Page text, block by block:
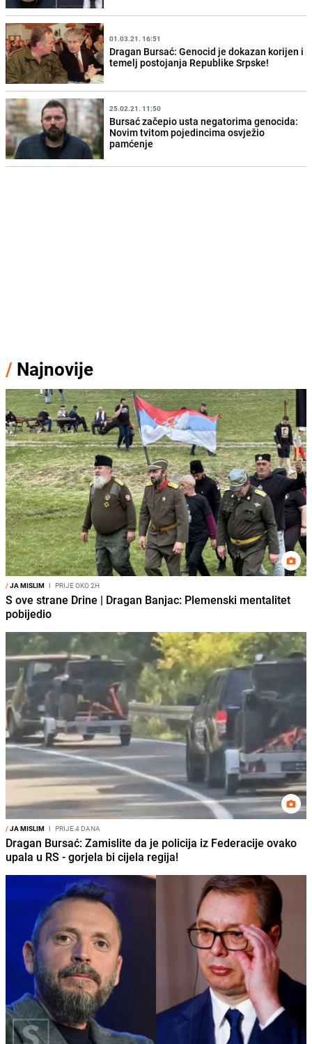
01.03.21. 16:51
Dragan Bursać: Genocid je dokazan korijen i
temelj postojanja Republike Srpske!
25.02.21. 11:50
Bursać začepio usta negatorima genocida:
Novim tvitom pojedincima osvježio
pamćenje
/ Najnovije
/JA MISLIM I PRIJE OKO 2H
S ove strane Drine | Dragan Banjac: Plemenski mentalitet
pobijedio
/JA MISLIM I PRIJE 4 DANA
Dragan Bursać: Zamislite da je policija iz Federacije ovako
upala u RS - gorjela bi cijela regija!